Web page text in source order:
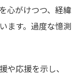
心がけつつ、経緯
ます。過度な憶測
や応援を示し、